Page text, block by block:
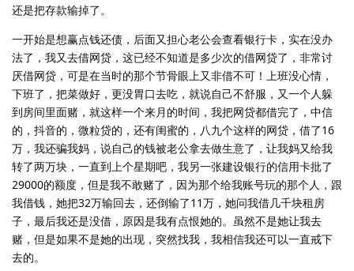
还是把存款输掉了。
一开始是想赢点钱还债，后面又担心老公会查看银行卡，实在没办
法了，我又去借网贷，这已经不知道是多少次的借网贷了，非常讨
厌借网贷，可是在当时的那个节骨眼上又非借不可！上班没心情，
下班了，把菜做好，更没胃口去吃，就说自己不舒服，又一个人躲
到房间里面赌，就这样一个来月的时间，我把网贷都借完了，中信
的，抖音的，微粒贷的，还有闺蜜的，八九个这样的网贷，借了16
万，我还骗我妈，说自己的钱被老公拿去做生意了，让我妈又给我
转了两万块，一直到上个星期吧，我另一张建设银行的信用卡批了
29000的额度，但是我不敢赌了，因为那个给我账号玩的那个人，跟
我借钱，她把32万输回去，还倒输了11万，她问我借几千块租房
子，最后我还是没借，原因是我有点恨她的。虽然不是她让我去
赌，但是如果不是她的出现，突然找我，我相信我还可以一直戒下
去的。